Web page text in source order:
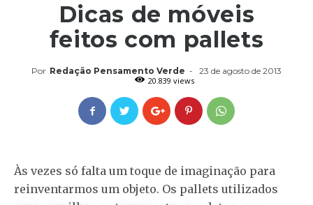
Dicas de móveis
feitos com pallets
Por Redação Pensamento Verde -
23 de agosto de 2013
20.839 views
Às vezes só falta um toque de imaginação para
reinventarmos um objeto. Os pallets utilizados